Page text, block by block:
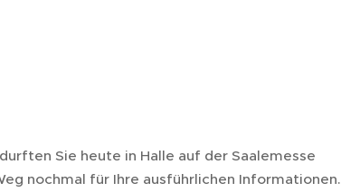
Sie heute in Halle auf der Saalemesse
nochmal für Ihre ausführlichen Informationen.